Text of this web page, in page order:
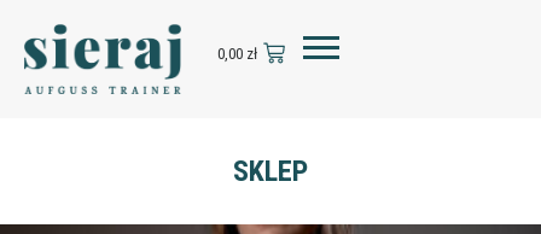
0,00 zł
SKLEP